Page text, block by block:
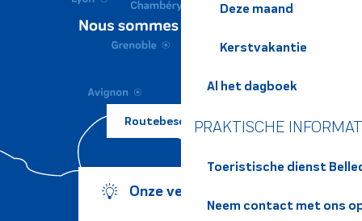
Deze maand
Kerstvakantie
Al het dagboek
PRAKTISCHE
Toeristische dienst
Neem contact met ons
Routebeschrijving ?
Onze verplichtingen